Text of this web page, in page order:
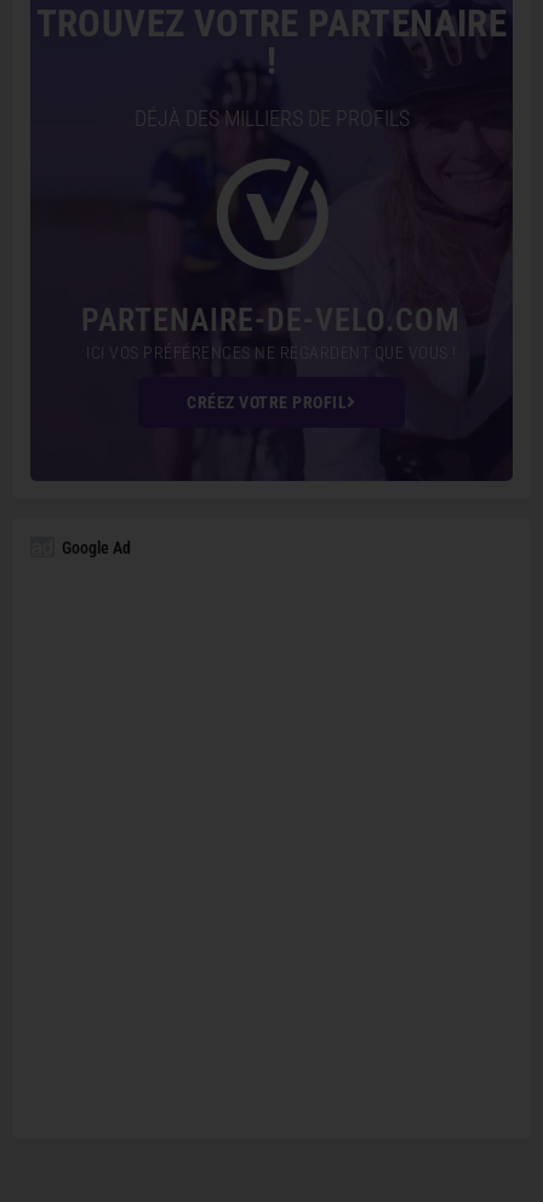
TROUVEZ VOTRE PARTENAIRE
!
DÉJÀ DES MILLIERS DE PROFILS
PARTENAIRE-DE-VELO.COM
ICI VOS PRÉFÉRENCES NE REGARDENT QUE VOUS !
CRÉEZ VOTRE PROFIL
Google Ad